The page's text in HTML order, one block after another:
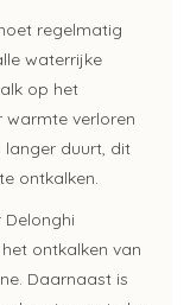
regelmatig
waterrijke
op het
warmte verloren
duurt, dit
ontkalken.
Delonghi
ontkalken van
Daarnaast is